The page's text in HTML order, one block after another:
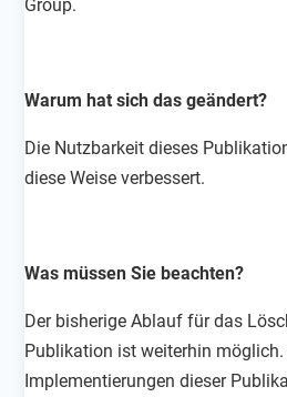
Group.
Warum hat sich das geändert?
Die Nutzbarkeit dieses
diese Weise verbessert.
Was müssen Sie beachten?
Der bisherige Ablauf für das
Publikation ist weiterhin möglich.
Implementierungen dieser